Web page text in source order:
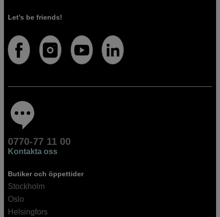
Let's be friends!
0770-77 11 00
Kontakta oss
Butiker och öppettider
Stockholm
Oslo
Helsingfors